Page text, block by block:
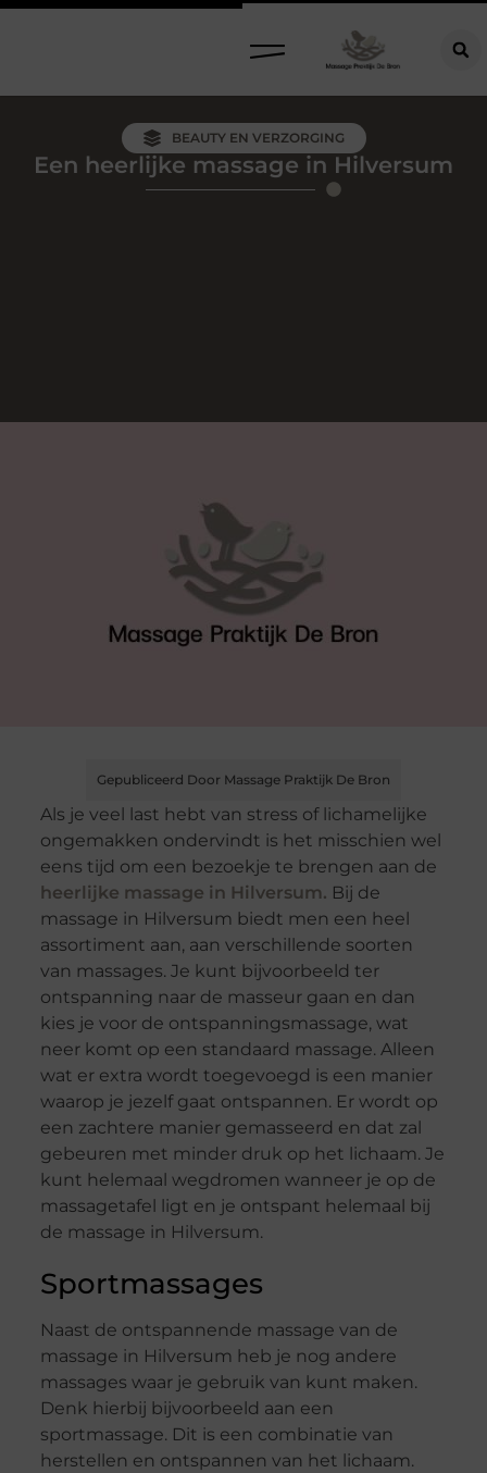
BEAUTY EN VERZORGING
Een heerlijke massage in Hilversum
Gepubliceerd Door Massage Praktijk De Bron
Als je veel last hebt van stress of lichamelijke
ongemakken ondervindt is het misschien wel
eens tijd om een bezoekje te brengen aan de
heerlijke massage in Hilversum. Bij de
massage in Hilversum biedt men een heel
assortiment aan, aan verschillende soorten
van massages. Je kunt bijvoorbeeld ter
ontspanning naar de masseur gaan en dan
kies je voor de ontspanningsmassage, wat
neer komt op een standaard massage. Alleen
wat er extra wordt toegevoegd is een manier
waarop je jezelf gaat ontspannen. Er wordt op
een zachtere manier gemasseerd en dat zal
gebeuren met minder druk op het lichaam. Je
kunt helemaal wegdromen wanneer je op de
massagetafel ligt en je ontspant helemaal bij
de massage in Hilversum.
Sportmassages
Naast de ontspannende massage van de
massage in Hilversum heb je nog andere
massages waar je gebruik van kunt maken.
Denk hierbij bijvoorbeeld aan een
sportmassage. Dit is een combinatie van
herstellen en ontspannen van het lichaam.